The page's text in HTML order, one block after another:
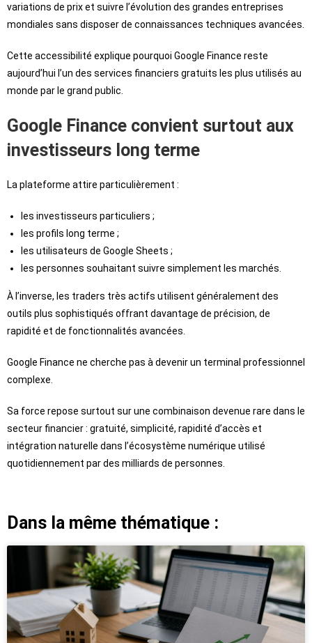
variations de prix et suivre l’évolution des grandes entreprises
mondiales sans disposer de connaissances techniques avancées.
Cette accessibilité explique pourquoi Google Finance reste
aujourd’hui l’un des services financiers gratuits les plus utilisés au
monde par le grand public.
Google Finance convient surtout aux
investisseurs long terme
La plateforme attire particulièrement :
les investisseurs particuliers ;
les profils long terme ;
les utilisateurs de Google Sheets ;
les personnes souhaitant suivre simplement les marchés.
À l’inverse, les traders très actifs utilisent généralement des
outils plus sophistiqués offrant davantage de précision, de
rapidité et de fonctionnalités avancées.
Google Finance ne cherche pas à devenir un terminal professionnel
complexe.
Sa force repose surtout sur une combinaison devenue rare dans le
secteur financier : gratuité, simplicité, rapidité d’accès et
intégration naturelle dans l’écosystème numérique utilisé
quotidiennement par des milliards de personnes.
Dans la même thématique :